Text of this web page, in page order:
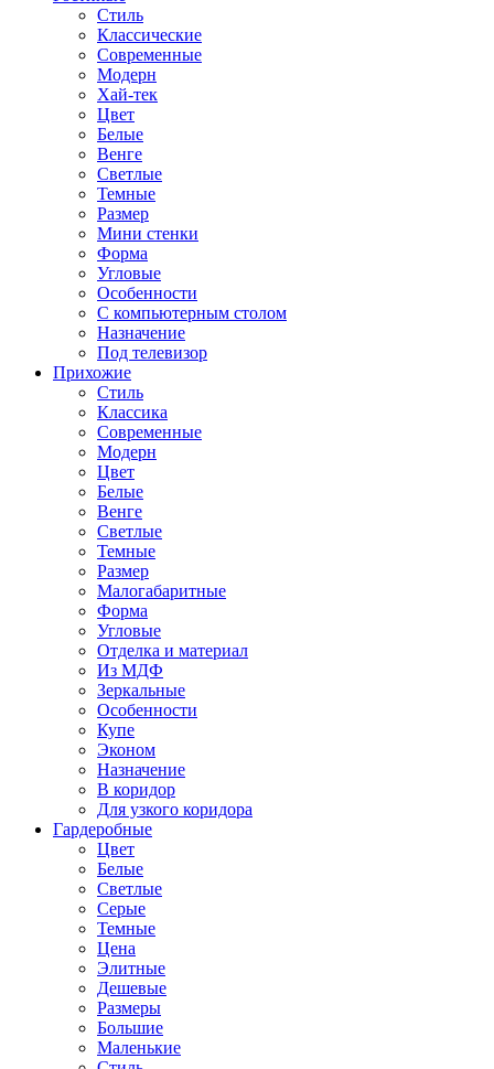
Стиль
Классические
Современные
Модерн
Хай-тек
Цвет
Белые
Венге
Светлые
Темные
Размер
Мини стенки
Форма
Угловые
Особенности
С компьютерным столом
Назначение
Под телевизор
Прихожие
Стиль
Классика
Современные
Модерн
Цвет
Белые
Венге
Светлые
Темные
Размер
Малогабаритные
Форма
Угловые
Отделка и материал
Из МДФ
Зеркальные
Особенности
Купе
Эконом
Назначение
В коридор
Для узкого коридора
Гардеробные
Цвет
Белые
Светлые
Серые
Темные
Цена
Элитные
Дешевые
Размеры
Большие
Маленькие